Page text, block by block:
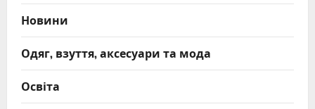
Новини
Одяг, взуття, аксесуари та мода
Освіта